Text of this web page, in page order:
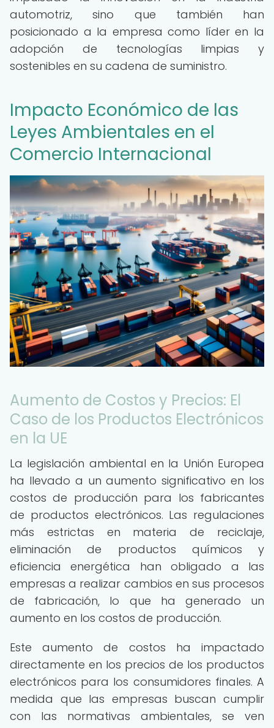
automotriz, sino que también han
posicionado a la empresa como líder en la
adopción de tecnologías limpias y
sostenibles en su cadena de suministro.
Impacto Económico de las
Leyes Ambientales en el
Comercio Internacional
Aumento de Costos y Precios: El
Caso de los Productos Electrónicos
en la UE
La legislación ambiental en la Unión Europea
ha llevado a un aumento significativo en los
costos de producción para los fabricantes
de productos electrónicos. Las regulaciones
más estrictas en materia de reciclaje,
eliminación de productos químicos y
eficiencia energética han obligado a las
empresas a realizar cambios en sus procesos
de fabricación, lo que ha generado un
aumento en los costos de producción.
Este aumento de costos ha impactado
directamente en los precios de los productos
electrónicos para los consumidores finales. A
medida que las empresas buscan cumplir
con las normativas ambientales, se ven